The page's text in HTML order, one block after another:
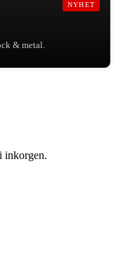
NYHET
& metal.
inkorgen.